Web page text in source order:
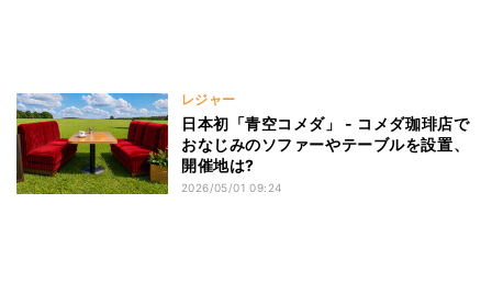
レジャー
日本初「青空コメダ」 - コメダ珈琲店で
おなじみのソファーやテーブルを設置、
開催地は?
2026/05/01 09:24